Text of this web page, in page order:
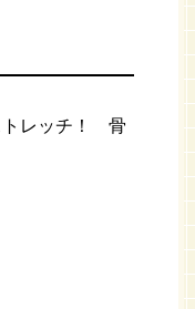
トレッチ！ 骨